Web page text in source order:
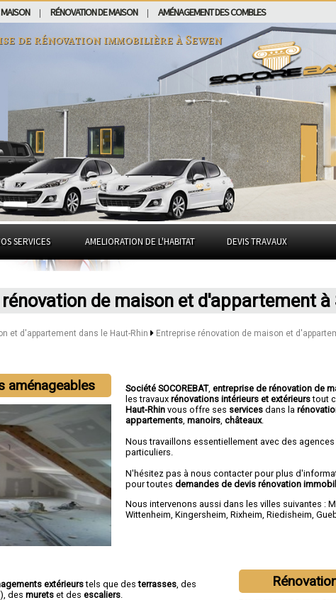
RÉNOVATION DE MAISON AMÉNAGEMENT DES COMBLES
de rénovation immobilière àSewen
SERVICES AMELIORATION DE L'HABITAT DEVIS TRAVAUX
de maison et d'appartement à
et d'appartement dans le Haut-Rhin Entreprise rénovation de maison et
aménageables Société SOCOREBAT,entreprise de rénovation de
les travauxrénovations intérieurs et extérieurstout
Haut-Rhinvous offre ses services dans la
appartements ,manoirs ,châteaux.
Nous travaillons essentiellement avec des
particuliers.
N'hésitez pas à nous contacter pour plus
pour toutesdemandes de devis rénovation
Nous intervenons aussi dans les villes suivantes :
Wittenheim ,Kingersheim ,Rixheim ,Riedisheim ,
extérieurstels que desterrasses , des
des murets et des escaliers